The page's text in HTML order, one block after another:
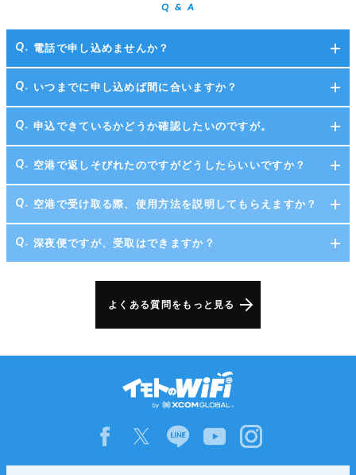
Q & A
電話で申し込めませんか？
いつまでに申し込めば間に合いますか？
申込できているかどうか確認したいのですが。
空港で返しそびれたのですがどうしたらいいですか？
空港で受け取る際、使用方法を説明してもらえますか？
深夜便ですが、受取はできますか？
よくある質問をもっと見る